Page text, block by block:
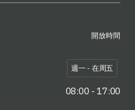
開放時間
週一 - 在周五
08:00 - 17:00